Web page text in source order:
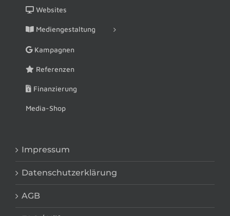
Websites
Mediengestaltung
Kampagnen
Referenzen
Finanzierung
Media-Shop
Impressum
Datenschutzerklärung
AGB